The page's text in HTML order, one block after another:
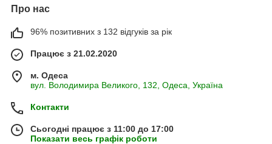
Про нас
96% позитивних з 132 відгуків за рік
Працює з 21.02.2020
м. Одеса
вул. Володимира Великого, 132, Одеса, Україна
Контакти
Сьогодні працює з 11:00 до 17:00
Показати весь графік роботи